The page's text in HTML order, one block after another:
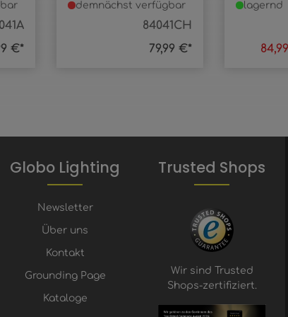
€*
84041CH
demnächst verfügbar
79,99 €*
lagernd
Globo Lighting
Newsletter
Über uns
Kontakt
Grounding Page
Kataloge
Trusted Shops
Wir sind Trusted
Shops-zertifiziert.